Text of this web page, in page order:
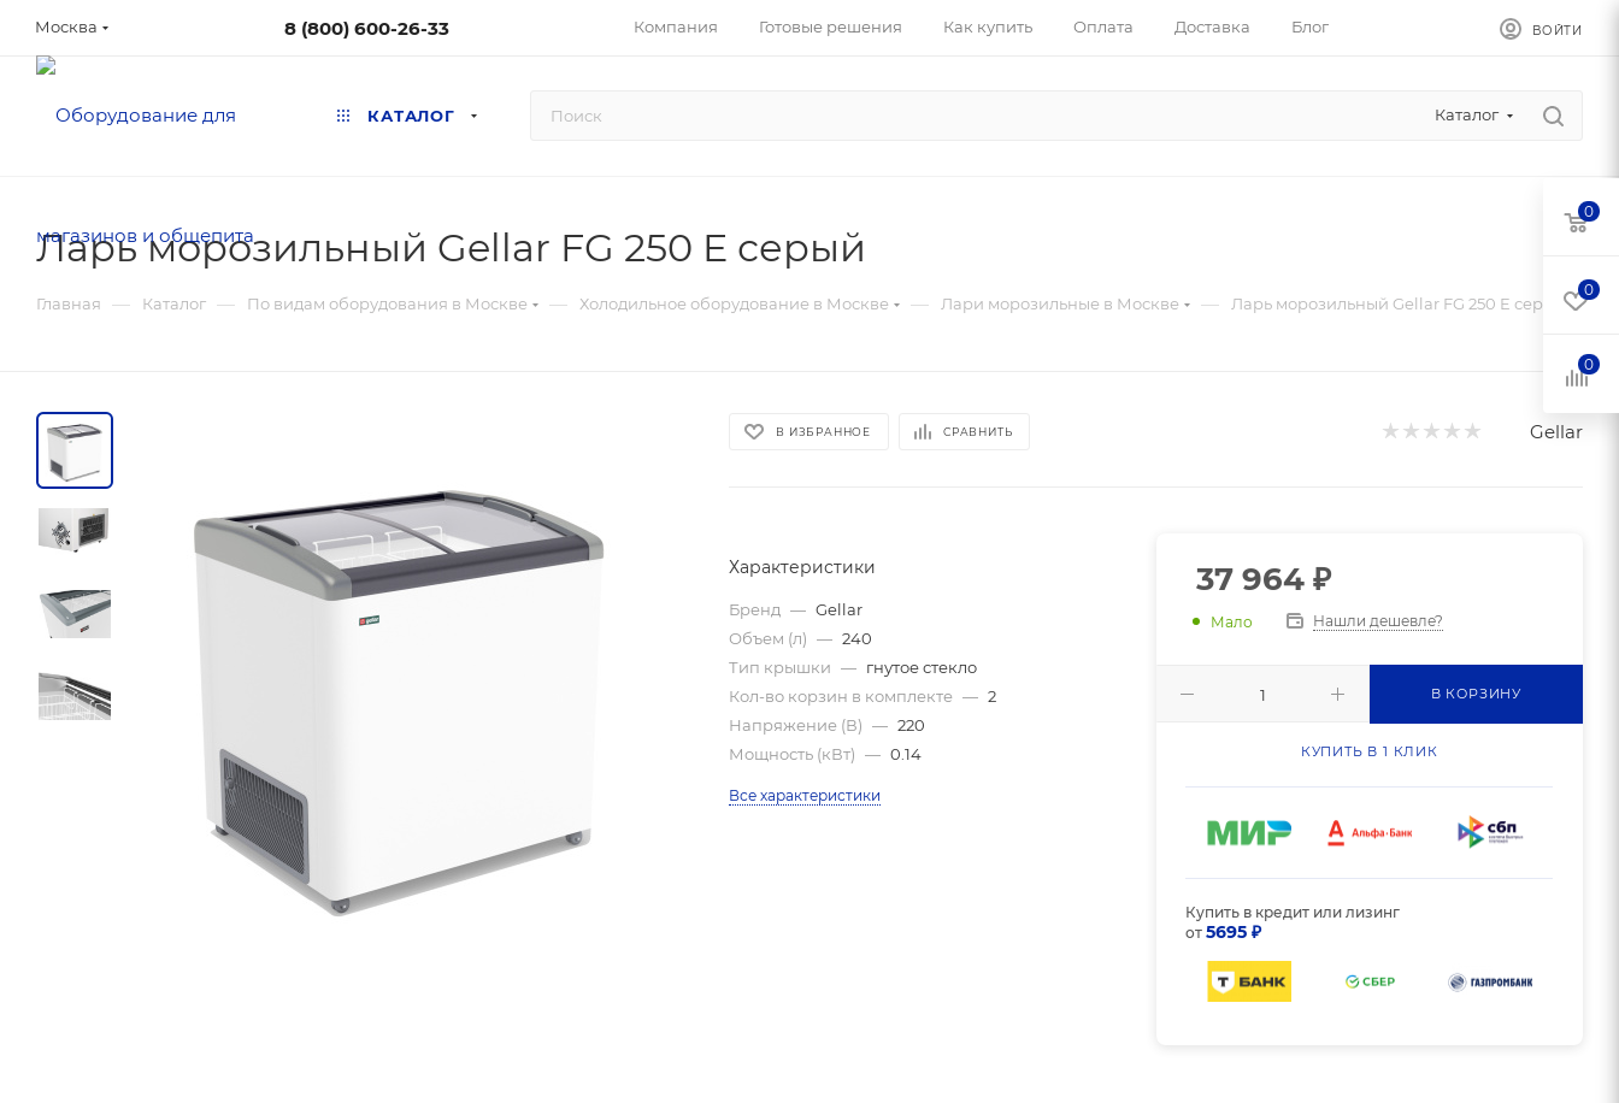
Москва 8 (800) 600-26-33 Компания Готовые решения Как купить Оплата Доставка Блог ВОЙТИ
КАТАЛОГ Каталог
Ларь морозильный Gellar FG 250 E серый
Главная — Каталог — По видам оборудования в Москве — Холодильное оборудование в Москве — Лари морозильные в Москве — Ларь морозильный Gellar FG 250 E серый
В ИЗБРАННОЕ СРАВНИТЬ Gellar
Характеристики
Бренд — Gellar
Объем (л) — 240
Тип крышки — гнутое стекло
Кол-во корзин в комплекте — 2
Напряжение (В) — 220
Мощность (кВт) — 0.14
Все характеристики
37 964₽
Мало Нашли дешевле?
В КОРЗИНУ
КУПИТЬ В 1 КЛИК
Купить в кредит или лизинг
от5695 ₽
0
0
0